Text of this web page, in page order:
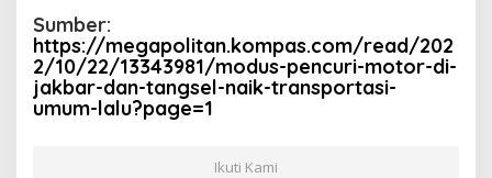
Sumber:
https://megapolitan.kompas.com/read/202
2/10/22/13343981/modus-pencuri-motor-di-
jakbar-dan-tangsel-naik-transportasi-
umum-lalu?page=1
Ikuti Kami